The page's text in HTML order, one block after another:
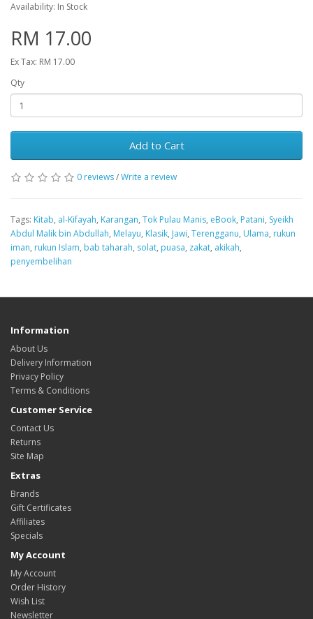
Availability: In Stock
RM 17.00
Ex Tax: RM 17.00
Qty
Add to Cart
0 reviews/Write a review
Tags: Kitab, al-Kifayah, Karangan, Tok Pulau Manis, eBook, Patani, Syeikh
Abdul Malik bin Abdullah, Melayu, Klasik, Jawi, Terengganu, Ulama, rukun
iman, rukun Islam, bab taharah, solat, puasa, zakat, akikah,
penyembelihan
Information
About Us
Delivery Information
Privacy Policy
Terms & Conditions
Customer Service
Contact Us
Returns
Site Map
Extras
Brands
Gift Certificates
Affiliates
Specials
My Account
My Account
Order History
Wish List
Newsletter